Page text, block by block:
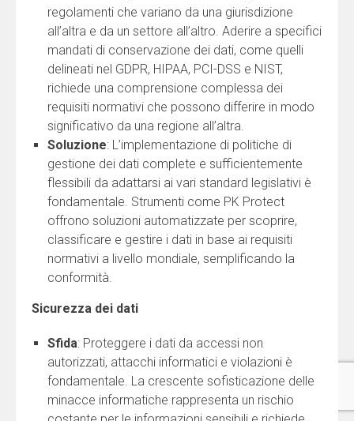
regolamenti che variano da una giurisdizione
all’altra e da un settore all’altro. Aderire a specifici
mandati di conservazione dei dati, come quelli
delineati nel GDPR, HIPAA, PCI-DSS e NIST,
richiede una comprensione complessa dei
requisiti normativi che possono differire in modo
significativo da una regione all’altra.
Soluzione: L’implementazione di politiche di
gestione dei dati complete e sufficientemente
flessibili da adattarsi ai vari standard legislativi è
fondamentale. Strumenti come PK Protect
offrono soluzioni automatizzate per scoprire,
classificare e gestire i dati in base ai requisiti
normativi a livello mondiale, semplificando la
conformità.
Sicurezza dei dati
Sfida: Proteggere i dati da accessi non
autorizzati, attacchi informatici e violazioni è
fondamentale. La crescente sofisticazione delle
minacce informatiche rappresenta un rischio